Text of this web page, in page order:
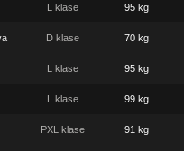
L klase 95 kg
D klase 70 kg
L klase 95 kg
L klase 99 kg
PXL klase 91 kg